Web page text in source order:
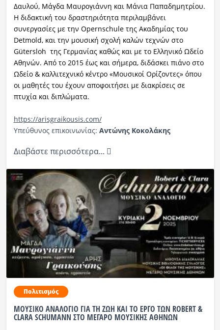
Δαυλού, Μάγδα Μαυρογιάννη και Μάνια Παπαδημητρίου.
Η διδακτική του δραστηριότητα περιλαμβάνει
συνεργασίες με την Opernschule της Ακαδημίας του
Detmold, και την μουσική σχολή καλών τεχνών στο
Gütersloh της Γερμανίας καθώς και με το Ελληνικό Ωδείο
Αθηνών. Από το 2015 έως και σήμερα, διδάσκει πιάνο στο
Ωδείο & καλλιτεχνικό κέντρο «Μουσικοί Ορίζοντες» όπου
οι μαθητές του έχουν αποφοιτήσει με διακρίσεις σε
πτυχία και διπλώματα.
https://arisgraikousis.com/
Υπεύθυνος επικοινωνίας: Αντώνης Κοκολάκης
Διαβάστε περισσότερα...
Πολιτισμός
ΜΟΥΣΙΚΟ ΑΝΑΛΟΓΙΟ ΓΙΑ ΤΗ ΖΩΗ ΚΑΙ ΤΟ ΕΡΓΟ ΤΩΝ ROBERT &
CLARA SCHUMANN ΣΤΟ ΜΕΓΑΡΟ ΜΟΥΣΙΚΗΣ ΑΘΗΝΩΝ